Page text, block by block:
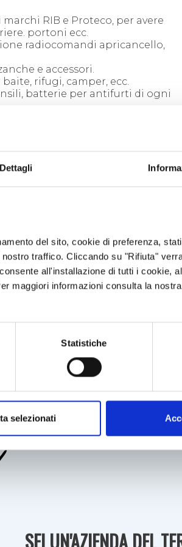
Dettagli
del sito, cookie di preferenza,
traffico. Cliccando su "Rifiuta"
all'installazione di tutti i cookie,
maggiori informazioni consulta la nostra
Statistiche
selezionati
RIB e Proteco, per avere
portoni ecc.
radiocomandi apricancello,
e accessori.
rifugi, camper, ecc.
batterie per antifurti di ogni
valle, che si racconta:"Fin da
graditi: un tester e un saldatore a
metalmeccanica e poi, quasi
le serrande abbassate. Mi sono
perché non aprire un
SULLA MAPPA
SEI UN'AZIENDA DEL